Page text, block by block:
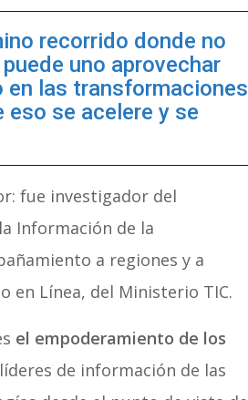
recorrido donde no
uno aprovechar
en las transformaciones
eso se acelere y se
fue investigador del
Información de la
a regiones y a
en Línea, del Ministerio TIC.
el empoderamiento de los
de información de las